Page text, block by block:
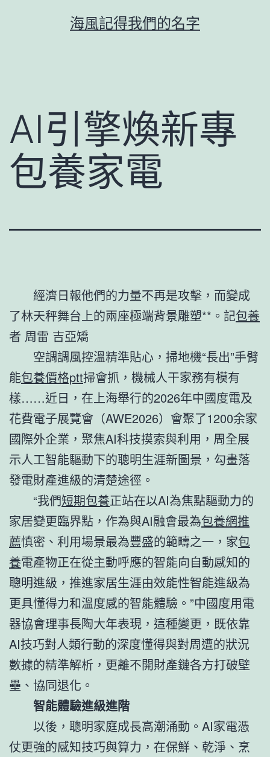
海風記得我們的名字
AI引擎煥新專
包養家電
經濟日報他們的力量不再是攻擊，而變成
了林天秤舞台上的兩座極端背景雕塑**。記包養
者 周雷 吉亞矯
空調調風控溫精準貼心，掃地機“長出”手臂
能包養價格ptt掃會抓，機械人干家務有模有
樣……近日，在上海舉行的2026年中國度電及
花費電子展覽會（AWE2026）會聚了1200余家
國際外企業，聚焦AI科技摸索與利用，周全展
示人工智能驅動下的聰明生涯新圖景，勾畫落
發電財產進級的清楚途徑。
“我們短期包養正站在以AI為焦點驅動力的
家居變更臨界點，作為與AI融會最為包養網推
薦慎密、利用場景最為豐盛的範疇之一，家包
養電產物正在從主動呼應的智能向自動感知的
聰明進級，推進家居生涯由效能性智能進級為
更具懂得力和溫度感的智能體驗。”中國度用電
器協會理事長陶大年表現，這種變更，既依靠
AI技巧對人類行動的深度懂得與對周遭的狀況
數據的精準解析，更離不開財產鏈各方打破壁
壘、協同退化。
智能體驗進級進階
以後，聰明家庭成長高潮涌動。AI家電憑
仗更強的感知技巧與算力，在保鮮、乾淨、烹